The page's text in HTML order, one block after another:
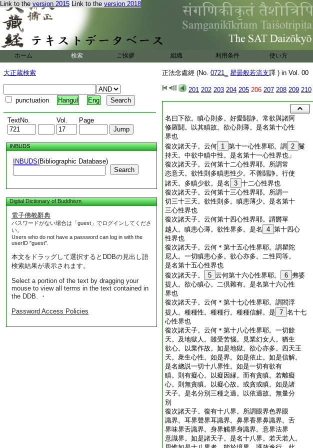
Link to the version 2015 Link to the version 2018
ホーム 検索 ご挨拶 組織 利用条件 使い方
大正蔵検索
punctuation Hangul Eng
TextNo. Vol. Page
INBUDS
INBUDS(Bibliographic Database)
Search
Digital Dictionary of Buddhism
電子佛教辭典
パスワードがない場合は「guest」でログインしてくださ
い。
Users who do not have a password can log in with the
userID "guest".
本文をドラッグして選択するとDDBの見出し語
検索結果が表示されます。
Select a portion of the text by dragging your
mouse to view all terms in the text contained in
the DDB. ・
Password Access Policies
正法念處經 (No. 0721_ 瞿曇般若流支譯 ) in Vol. 00
201 202 203 204 205 206 207 208 209 210
名曰下欲。瞋心則多。好愛鬪諍。常欲與諸阿
修羅鬪。以其瞋故。欲心則薄。是名第十心性
界也
復次諸天子。云何 1 第十一心性界耶。謂 2 鬘
持天。中欲中瞋中性。是名第十一心性界也」
復次諸天子。云何第十二心性界耶。所謂常
恣意天。欲性則多瞋恚性少。不善鬪諍。行使
諸天。多瞋少欲。是名
3 十二心性界也
復次諸天子。云何第十三心性界耶。所謂一
切三十三天。欲性則多。瞋恚薄少。是名第十
三心性界也
復次諸天子。云何第十四心性界耶。謂欝單
越人。瞋恚心薄。欲性界多。是名
4 第十四心
性界也
復次諸天子。云何＊第十五心性界耶。謂瞿陀
尼人。一切瞋恚心多。欲心亦多。二性同等。
是名第十五心性界也
復次諸天子。
5 云何第十六心性界耶。 6 弗婆
提人。欲心瞋心。二倶雜有。是名第十六心性
界也
復次諸天子。云何＊第十七心性界耶。謂閻浮
提人。種種性。種種行。種種信解。是 7 名十七
心性界也
復次諸天子。云何＊第十八心性界耶。一切餘
天。及地獄人。雖受苦惱。見業幻女人。猶生
欲心。以業作故。如是地獄。欲心亦多。四天王
天。衆生心性。如是界。如是依止。如是信解。
是名總説一切十八界性。如是一切有欲有
瞋。則有癡心。以癡因縁。而有貪瞋。若離癡
心。則無貪瞋。以癡心故。或貪或瞋。如是諸
天子。是名分別三種之過。以依過故。無量分
別
復次諸天子。復有十八界。所謂眼界色界眼
識界。耳界聲界耳識界。鼻界香界鼻識界。舌
界味界舌識界。身界觸界身識界。意界法界
意識界。如是諸天子。是名十八界。若天若人。